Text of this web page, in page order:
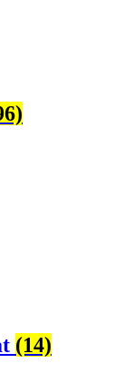
(14)